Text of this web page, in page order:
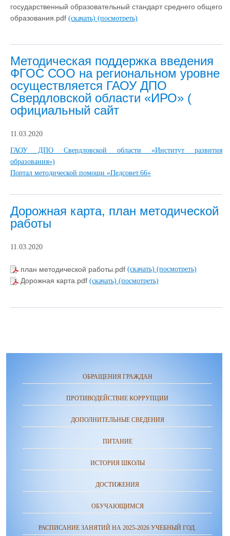
государственный образовательный стандарт среднего общего
образования.pdf (скачать) (посмотреть)
Методическая поддержка введения
ФГОС СОО на региональном уровне
осуществляется ГАОУ ДПО
Свердловской области «ИРО» (
официальный сайт
11.03.2020
ГАОУ ДПО Свердловской области «Институт развития
образования»)
Портал методической помощи «Педсовет.66»
Дорожная карта, план методической
работы
11.03.2020
план методической работы.pdf (скачать) (посмотреть)
Дорожная карта.pdf (скачать) (посмотреть)
ОБРАЩЕНИЯ ГРАЖДАН
ПРОТИВОДЕЙСТВИЕ КОРРУПЦИИ
ДОПОЛНИТЕЛЬНЫЕ СВЕДЕНИЯ
ПИТАНИЕ
ИСТОРИЯ ШКОЛЫ
ДОСТИЖЕНИЯ
ОБУЧАЮЩИМСЯ
РАСПИСАНИЕ ЗАНЯТИЙ НА 2025-2026 УЧЕБНЫЙ ГОД.